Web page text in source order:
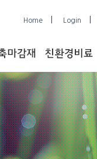
Home Login